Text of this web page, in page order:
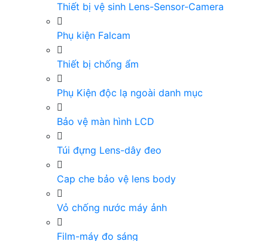
Thiết bị vệ sinh Lens-Sensor-Camera
Phụ kiện Falcam
Thiết bị chống ẩm
Phụ Kiện độc lạ ngoài danh mục
Bảo vệ màn hình LCD
Túi đựng Lens-dây đeo
Cap che bảo vệ lens body
Vỏ chống nước máy ảnh
Film-máy đo sáng